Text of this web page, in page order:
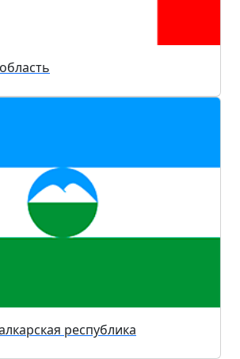
республика